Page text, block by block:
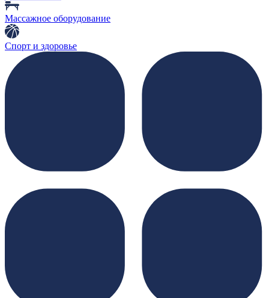
Массажное оборудование
Спорт и здоровье